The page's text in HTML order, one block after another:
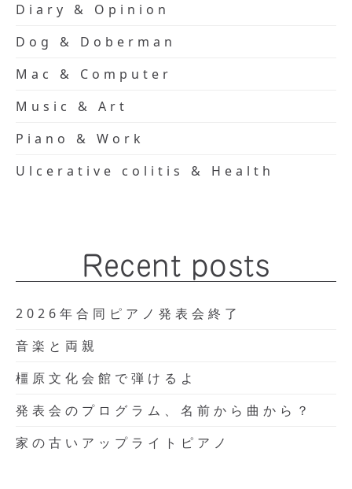
Diary & Opinion
Dog & Doberman
Mac & Computer
Music & Art
Piano & Work
Ulcerative colitis & Health
Recent posts
2026年合同ピアノ発表会終了
音楽と両親
橿原文化会館で弾けるよ
発表会のプログラム、名前から曲から？
家の古いアップライトピアノ